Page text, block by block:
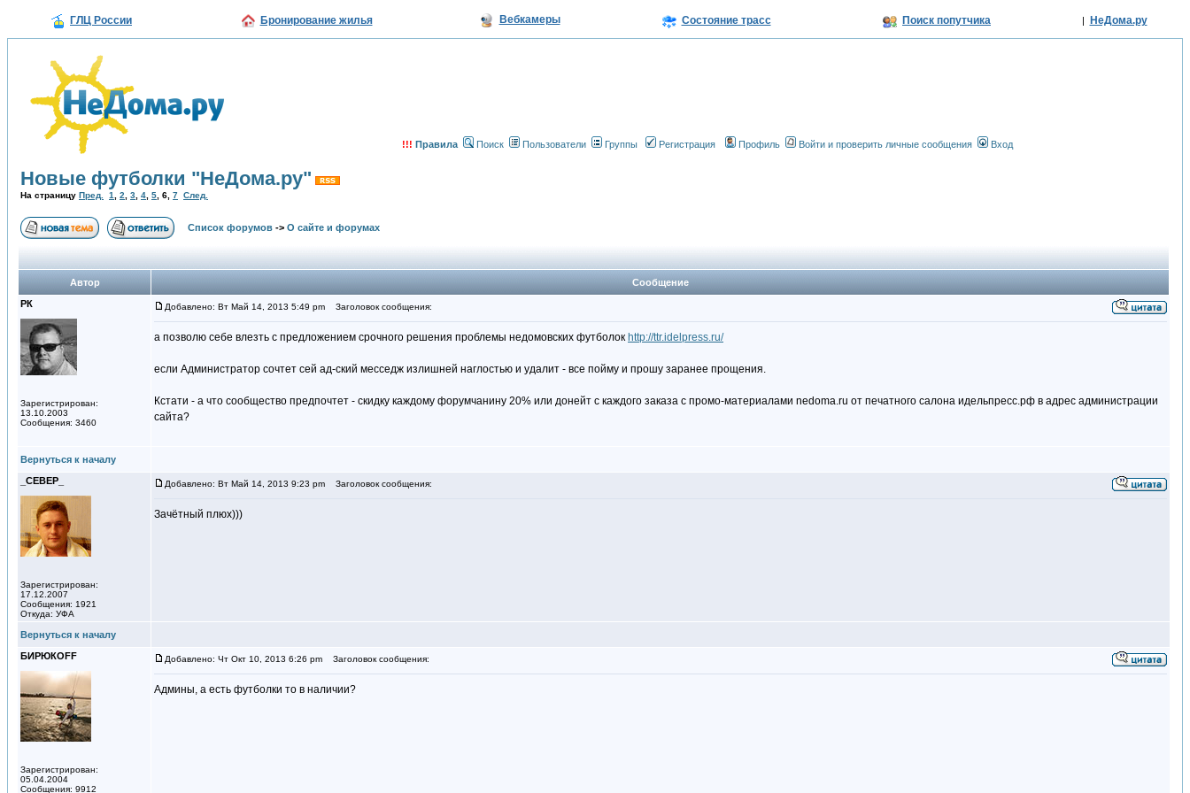
ГЛЦ России Бронирование жилья Вебкамеры Состояние трасс Поиск попутчика | НеДома.ру
!!! Правила Поиск Пользователи Группы Регистрация Профиль Войти и проверить личные сообщения Вход
Новые футболки "НеДома.ру"
На страницу Пред. 1 2 3 4 5 6 7 След.
Список форумов -> О сайте и форумах
Автор
Сообщение
РК
Зарегистрирован:
13.10.2003
Сообщения: 3460
Добавлено: Вт Май 14, 2013 5:49 pm Заголовок сообщения:
а позволю себе влезть с предложением срочного решения проблемы недомовских футболок http://ttr.idelpress.ru/
если Администратор сочтет сей ад-ский месседж излишней наглостью и удалит - все пойму и прошу заранее прощения.
Кстати - а что сообщество предпочтет - скидку каждому форумчанину 20% или донейт с каждого заказа с промо-материалами nedoma.ru от печатного салона идельпресс.рф в адрес администрации
сайта?
Вернуться к началу
_СЕВЕР_
Зарегистрирован:
17.12.2007
Сообщения: 1921
Откуда: УФА
Добавлено: Вт Май 14, 2013 9:23 pm Заголовок сообщения:
Зачётный плюх)))
Вернуться к началу
БИРЮКOFF
Зарегистрирован:
05.04.2004
Сообщения: 9912
Добавлено: Чт Окт 10, 2013 6:26 pm Заголовок сообщения:
Админы, а есть футболки то в наличии?